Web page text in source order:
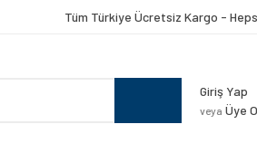
Tüm Türkiye Ücretsiz Kargo -
Giriş Yap
veya Üye